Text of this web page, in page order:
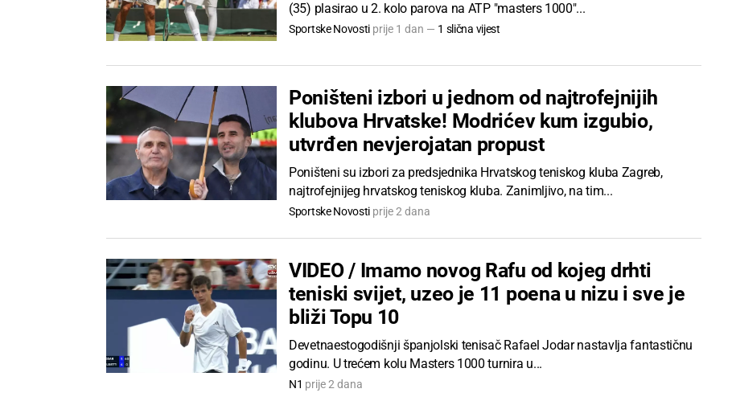
(35) plasirao u 2. kolo parova na ATP "masters 1000"...
Sportske Novosti prije 1 dan — 1 slična vijest
Poništeni izbori u jednom od najtrofejnijih
klubova Hrvatske! Modrićev kum izgubio,
utvrđen nevjerojatan propust
Poništeni su izbori za predsjednika Hrvatskog teniskog kluba Zagreb,
najtrofejnijeg hrvatskog teniskog kluba. Zanimljivo, na tim...
Sportske Novosti prije 2 dana
VIDEO / Imamo novog Rafu od kojeg drhti
teniski svijet, uzeo je 11 poena u nizu i sve je
bliži Topu 10
Devetnaestogodišnji španjolski tenisač Rafael Jodar nastavlja fantastičnu
godinu. U trećem kolu Masters 1000 turnira u...
N1 prije 2 dana